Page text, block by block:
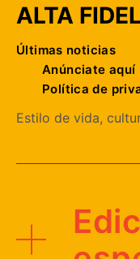
ALTA
Últimas noticias
Anúnciate aquí
Política de
Estilo de vida,